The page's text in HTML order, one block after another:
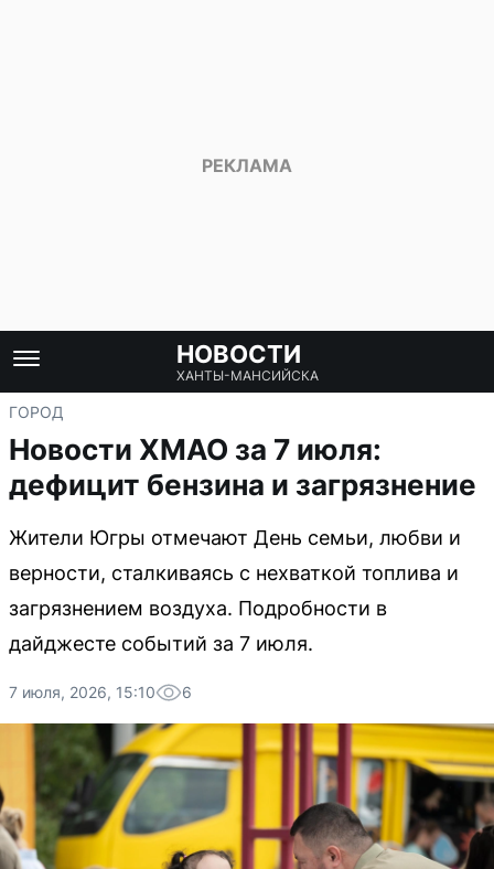
НОВОСТИ
ХАНТЫ-МАНСИЙСКА
ГОРОД
Новости ХМАО за 7 июля:
дефицит бензина и загрязнение
Жители Югры отмечают День семьи, любви и
верности, сталкиваясь с нехваткой топлива и
загрязнением воздуха. Подробности в
дайджесте событий за 7 июля.
7 июля, 2026, 15:10 6